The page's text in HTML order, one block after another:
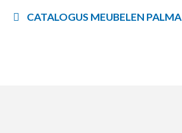
CATALOGUS MEUBELEN PALMA